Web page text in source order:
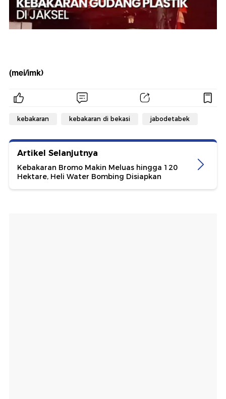
(mei/imk)
kebakaran kebakaran di bekasi jabodetabek
Artikel Selanjutnya
Kebakaran Bromo Makin Meluas hingga 120
Hektare, Heli Water Bombing Disiapkan